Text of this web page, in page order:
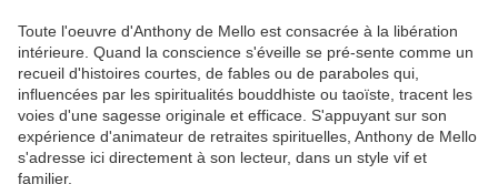
Toute l'oeuvre d'Anthony de Mello est consacrée à la libération
intérieure. Quand la conscience s'éveille se pré-sente comme un
recueil d'histoires courtes, de fables ou de paraboles qui,
influencées par les spiritualités bouddhiste ou taoïste, tracent les
voies d'une sagesse originale et efficace. S'appuyant sur son
expérience d'animateur de retraites spirituelles, Anthony de Mello
s'adresse ici directement à son lecteur, dans un style vif et
familier.